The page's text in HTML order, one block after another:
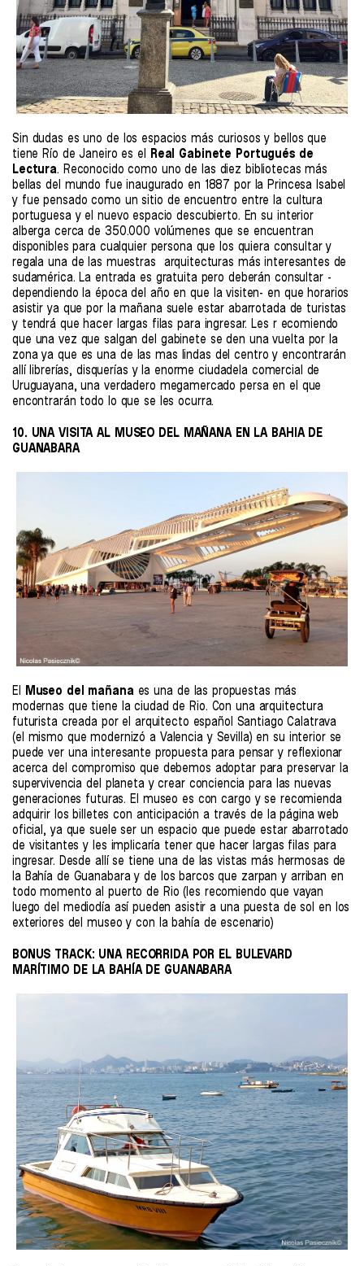
Sin dudas es uno de los espacios más curiosos y bellos que
tiene Río de Janeiro es el
Real Gabinete Portugués de
Lectura. Reconocido como uno de las diez bibliotecas más
bellas del mundo fue inaugurado en 1887 por la Princesa Isabel
y fue pensado como un sitio de encuentro entre la cultura
portuguesa y el nuevo espacio descubierto. En su interior
alberga cerca de 350.000 volúmenes que se encuentran
disponibles para cualquier persona que los quiera consultar y
regala una de las muestras arquitecturas más interesantes de
sudamérica. La entrada es gratuita pero deberán consultar -
dependiendo la época del año en que la visiten- en que horarios
asistir ya que por la mañana suele estar abarrotada de turistas
y tendrá que hacer largas filas para ingresar. Les r ecomiendo
que una vez que salgan del gabinete se den una vuelta por la
zona ya que es una de las mas lindas del centro y encontrarán
allí librerías, disquerías y la enorme ciudadela comercial de
Uruguayana, una verdadero megamercado persa en el que
encontrarán todo lo que se les ocurra.
10. UNA VISITA AL MUSEO DEL MAÑANA EN LA BAHIA DE
GUANABARA
El Museo del mañana es una de las propuestas más
modernas que tiene la ciudad de Rio. Con una arquitectura
futurista creada por el arquitecto español Santiago Calatrava
(el mismo que modernizó a Valencia y Sevilla) en su interior se
puede ver una interesante propuesta para pensar y reflexionar
acerca del compromiso que debemos adoptar para preservar la
supervivencia del planeta y crear conciencia para las nuevas
generaciones futuras. El museo es con cargo y se recomienda
adquirir los billetes con anticipación a través de la página web
oficial, ya que suele ser un espacio que puede estar abarrotado
de visitantes y les implicaría tener que hacer largas filas para
ingresar. Desde allí se tiene una de las vistas más hermosas de
la Bahía de Guanabara y de los barcos que zarpan y arriban en
todo momento al puerto de Rio (les recomiendo que vayan
luego del mediodía así pueden asistir a una puesta de sol en los
exteriores del museo y con la bahía de escenario)
BONUS TRACK: UNA RECORRIDA POR EL BULEVARD
MARÍTIMO DE LA BAHÍA DE GUANABARA